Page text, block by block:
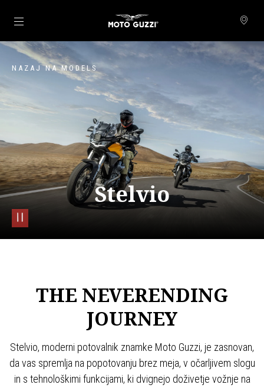
Pojdi na glavno vsebino
NAZAJ NA MODELS
Stelvio
THE NEVERENDING
JOURNEY
Stelvio, moderni potovalnik znamke Moto Guzzi, je zasnovan,
da vas spremlja na popotovanju brez meja, v očarljivem slogu
in s tehnološkimi funkcijami, ki dvignejo doživetje vožnje na